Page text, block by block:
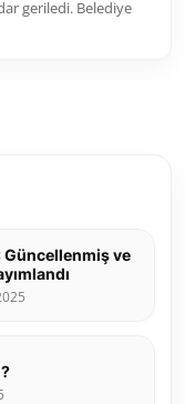
geriledi. Belediye
Güncellenmiş ve